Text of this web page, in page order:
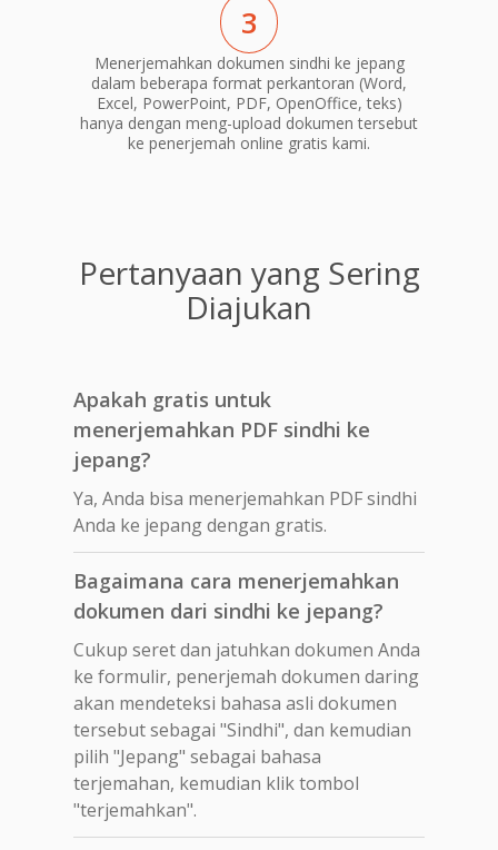
3
Menerjemahkan dokumen sindhi ke jepang
dalam beberapa format perkantoran (Word,
Excel, PowerPoint, PDF, OpenOffice, teks)
hanya dengan meng-upload dokumen tersebut
ke penerjemah online gratis kami.
Pertanyaan yang Sering
Diajukan
Apakah gratis untuk
menerjemahkan PDF sindhi ke
jepang?
Ya, Anda bisa menerjemahkan PDF sindhi
Anda ke jepang dengan gratis.
Bagaimana cara menerjemahkan
dokumen dari sindhi ke jepang?
Cukup seret dan jatuhkan dokumen Anda
ke formulir, penerjemah dokumen daring
akan mendeteksi bahasa asli dokumen
tersebut sebagai "Sindhi", dan kemudian
pilih "Jepang" sebagai bahasa
terjemahan, kemudian klik tombol
"terjemahkan".